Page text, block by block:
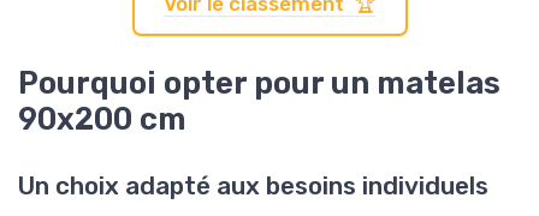
Pourquoi opter pour un matelas
90x200 cm
Un choix adapté aux besoins individuels